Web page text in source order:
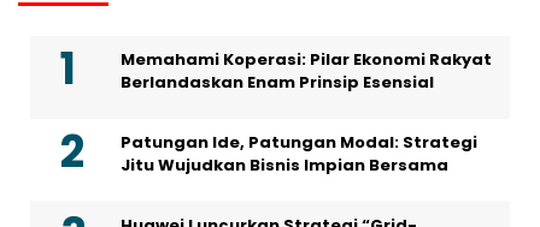
Memahami Koperasi: Pilar Ekonomi Rakyat
Berlandaskan Enam Prinsip Esensial
Patungan Ide, Patungan Modal: Strategi
Jitu Wujudkan Bisnis Impian Bersama